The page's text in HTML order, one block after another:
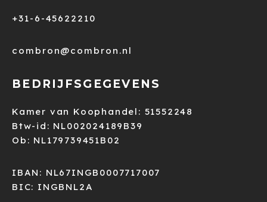
+31-6-45622210
combron@combron.nl
BEDRIJFSGEGEVENS
Kamer van Koophandel: 51552248
Btw-id: NL002024189B39
Ob: NL179739451B02
IBAN: NL67INGB0007717007
BIC: INGBNL2A